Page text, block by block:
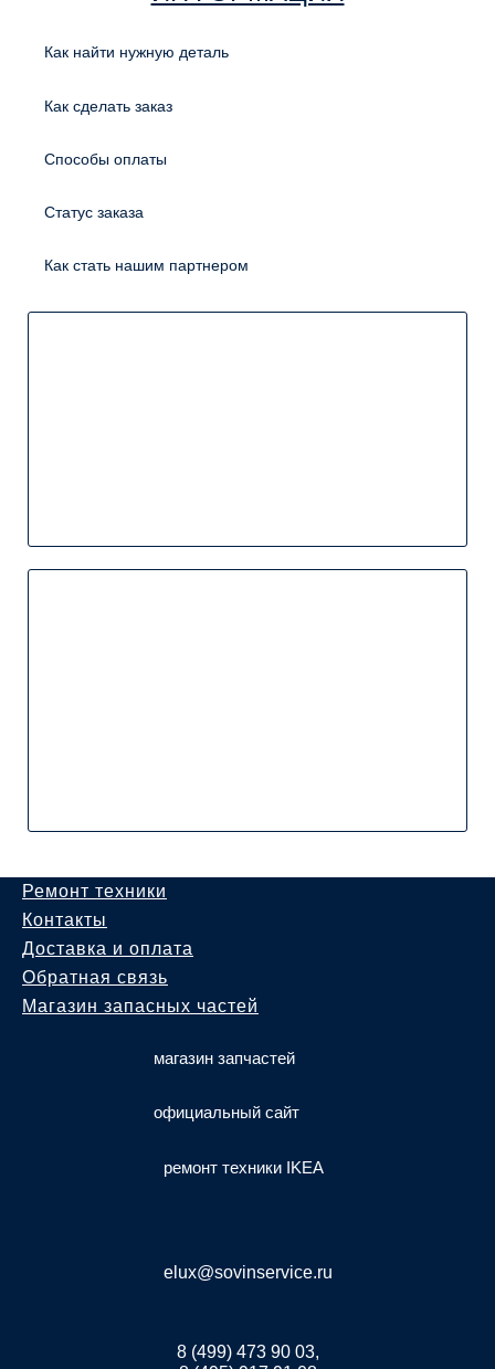
Как найти нужную деталь
Как сделать заказ
Способы оплаты
Статус заказа
Как стать нашим партнером
Ремонт техники
Контакты
Доставка и оплата
Обратная связь
Магазин запасных частей
магазин запчастей
официальный сайт
ремонт техники IKEA
elux@sovinservice.ru
8 (499) 473 90 03,